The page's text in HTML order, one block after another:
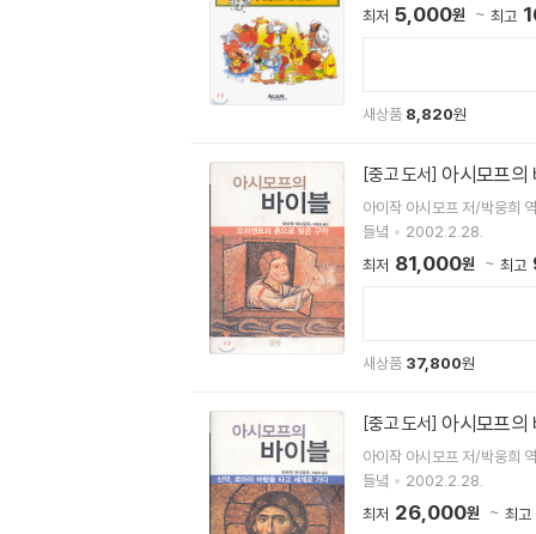
최저 5,000원 최고
새상품 8,820원
[중고 도서] 아시모프의
아이작 아시모프 저/박웅희 역
들녘
2002.2.28.
최저 81,000원 최고
새상품 37,800원
[중고 도서] 아시모프의
아이작 아시모프 저/박웅희 역
들녘
2002.2.28.
최저 26,000원 최고